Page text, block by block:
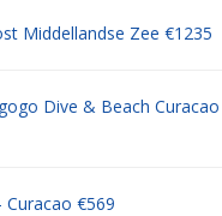
Middellandse Zee €1235
Dive & Beach Curacao
Curacao €569